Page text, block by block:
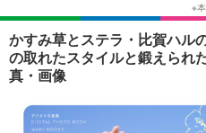
音楽
ライフTOP
ペット
リリース一覧
プッシュ通知の停止方法
かすみ草とステラ・比賀ハル
の取れたスタイルと鍛えられ
真・画像